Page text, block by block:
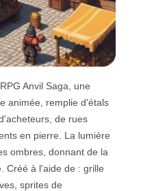
Anvil Saga, une
animée, remplie d'étals
de rues
en pierre. La lumière
ombres, donnant de la
Créé à l'aide de : grille
sprites de